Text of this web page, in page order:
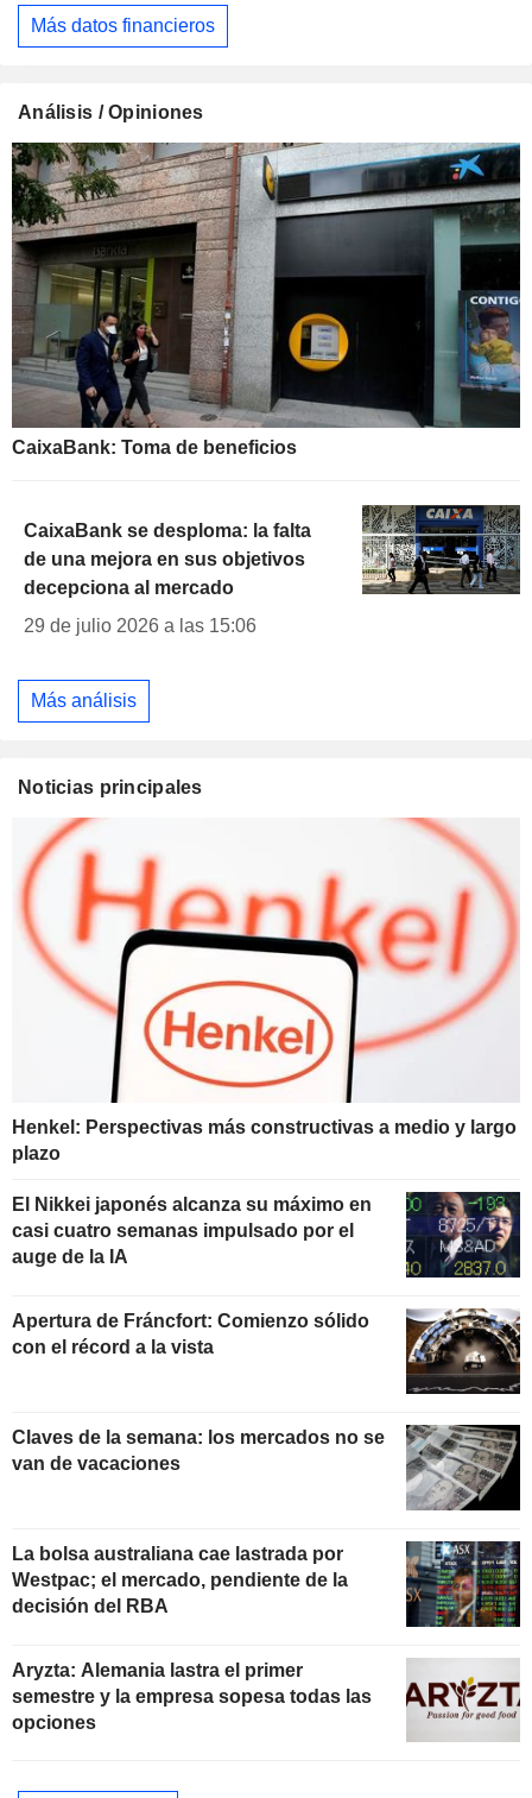
Más datos financieros
Análisis / Opiniones
CaixaBank: Toma de beneficios
CaixaBank se desploma: la falta
de una mejora en sus objetivos
decepciona al mercado
29 de julio 2026 a las 15:06
Más análisis
Noticias principales
Henkel: Perspectivas más constructivas a medio y largo
plazo
El Nikkei japonés alcanza su máximo en
casi cuatro semanas impulsado por el
auge de la IA
Apertura de Fráncfort: Comienzo sólido
con el récord a la vista
Claves de la semana: los mercados no se
van de vacaciones
La bolsa australiana cae lastrada por
Westpac; el mercado, pendiente de la
decisión del RBA
Aryzta: Alemania lastra el primer
semestre y la empresa sopesa todas las
opciones